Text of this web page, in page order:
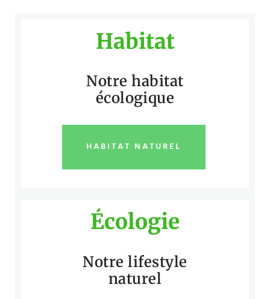
Habitat
Notre habitat
écologique
HABITAT NATUREL
Écologie
Notre lifestyle
naturel